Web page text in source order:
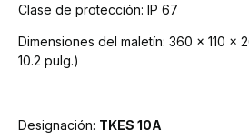
Clase de protección: IP 67
Dimensiones del maletín: 360 x 110 x
10.2 pulg.)
Designación: TKES 10A